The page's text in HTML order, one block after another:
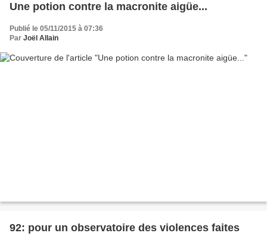
Une potion contre la macronite aigüe...
Publié le 05/11/2015 à 07:36
Par Joël Allain
92: pour un observatoire des violences faites